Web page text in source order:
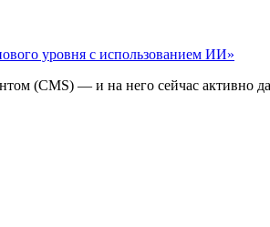
уровня с использованием ИИ»
(CMS) — и на него сейчас